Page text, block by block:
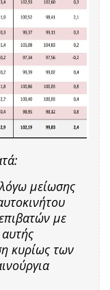
μείωσης
με
κυρίως των